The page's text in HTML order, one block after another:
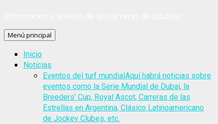
Menú principal
Inicio
Noticias
Eventos del turf mundialAquí habrá noticias sobre
eventos como la Serie Mundial de Dubai, la
Breeders’ Cup, Royal Ascot, Carreras de las
Estrellas en Argentina, Clásico Latinoamericano
de Jockey Clubes, etc.